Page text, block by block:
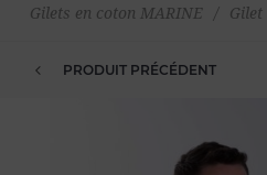
Gilets en coton MARINE
/ Gilet
PRODUIT PRÉCÉDENT